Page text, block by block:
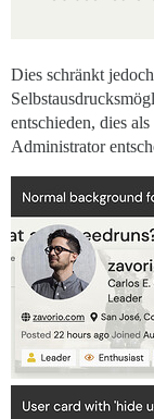
Dies schränkt
entschieden, dies
Administrator